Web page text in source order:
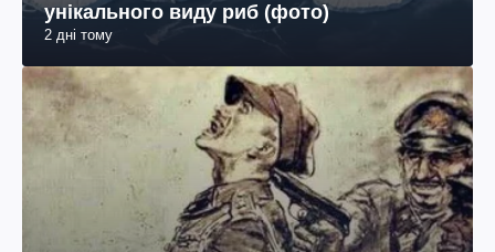
унікального виду риб (фото)
2 дні тому